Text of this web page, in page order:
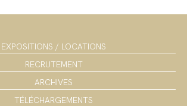
EXPOSITIONS / LOCATIONS
RECRUTEMENT
ARCHIVES
TÉLÉCHARGEMENTS